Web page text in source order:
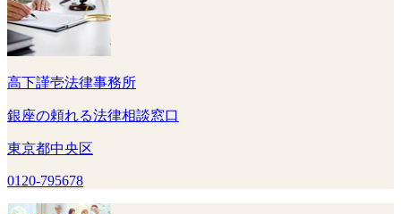
高下謹壱法律事務所
銀座の頼れる法律相談窓口
東京都中央区
0120-795678